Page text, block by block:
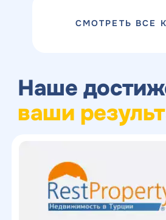
СМОТРЕТЬ ВСЕ
Наше
ваши